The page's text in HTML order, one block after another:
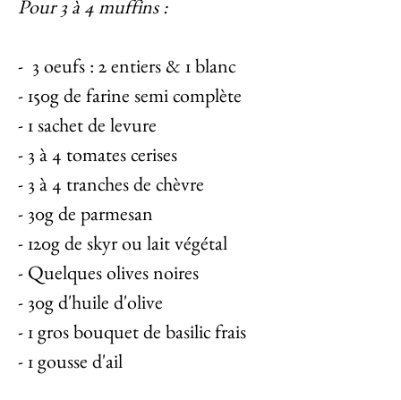
Pour 3 à 4 muffins :
- 3 oeufs : 2 entiers & 1 blanc
- 150g de farine semi complète
- 1 sachet de levure
- 3 à 4 tomates cerises
- 3 à 4 tranches de chèvre
- 30g de parmesan
- 120g de skyr ou lait végétal
- Quelques olives noires
- 30g d'huile d'olive
- 1 gros bouquet de basilic frais
- 1 gousse d'ail